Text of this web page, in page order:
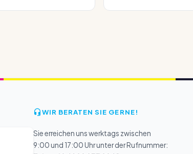
WIR BERATEN SIE GERNE!
Sie erreichen uns werktags zwischen
9:00 und 17:00 Uhr unter der Rufnummer: